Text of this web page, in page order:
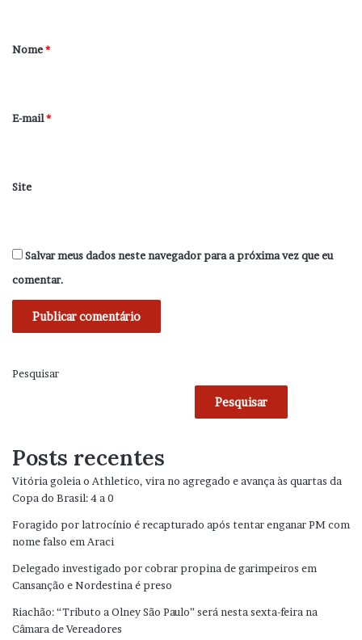
r
*
Nome*
E-mail*
Site
Salvar meus dados neste navegador para a próxima vez que eu
comentar.
Pesquisar
Pesquisar
Posts recentes
Vitória goleia o Athletico, vira no agregado e avança às quartas da
Copa do Brasil: 4 a 0
Foragido por latrocínio é recapturado após tentar enganar PM com
nome falso em Araci
Delegado investigado por cobrar propina de garimpeiros em
Cansanção e Nordestina é preso
Riachão: “Tributo a Olney São Paulo” será nesta sexta-feira na
Câmara de Vereadores